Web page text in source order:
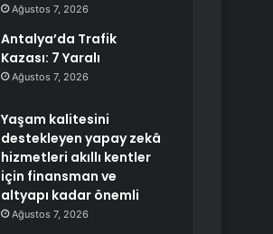
Ağustos 7, 2026
Antalya’da Trafik
Kazası: 7 Yaralı
Ağustos 7, 2026
Yaşam kalitesini
destekleyen yapay zekâ
hizmetleri akıllı kentler
için finansman ve
altyapı kadar önemli
Ağustos 7, 2026